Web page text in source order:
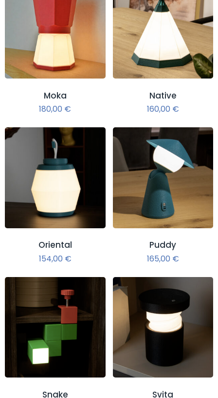
Moka
180,00 €
Native
160,00 €
Oriental
154,00 €
Puddy
165,00 €
Snake Svita